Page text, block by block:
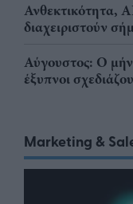
Ανθεκτικότητα,
διαχειριστούν
Αύγουστος: Ο
έξυπνοι
Marketing &